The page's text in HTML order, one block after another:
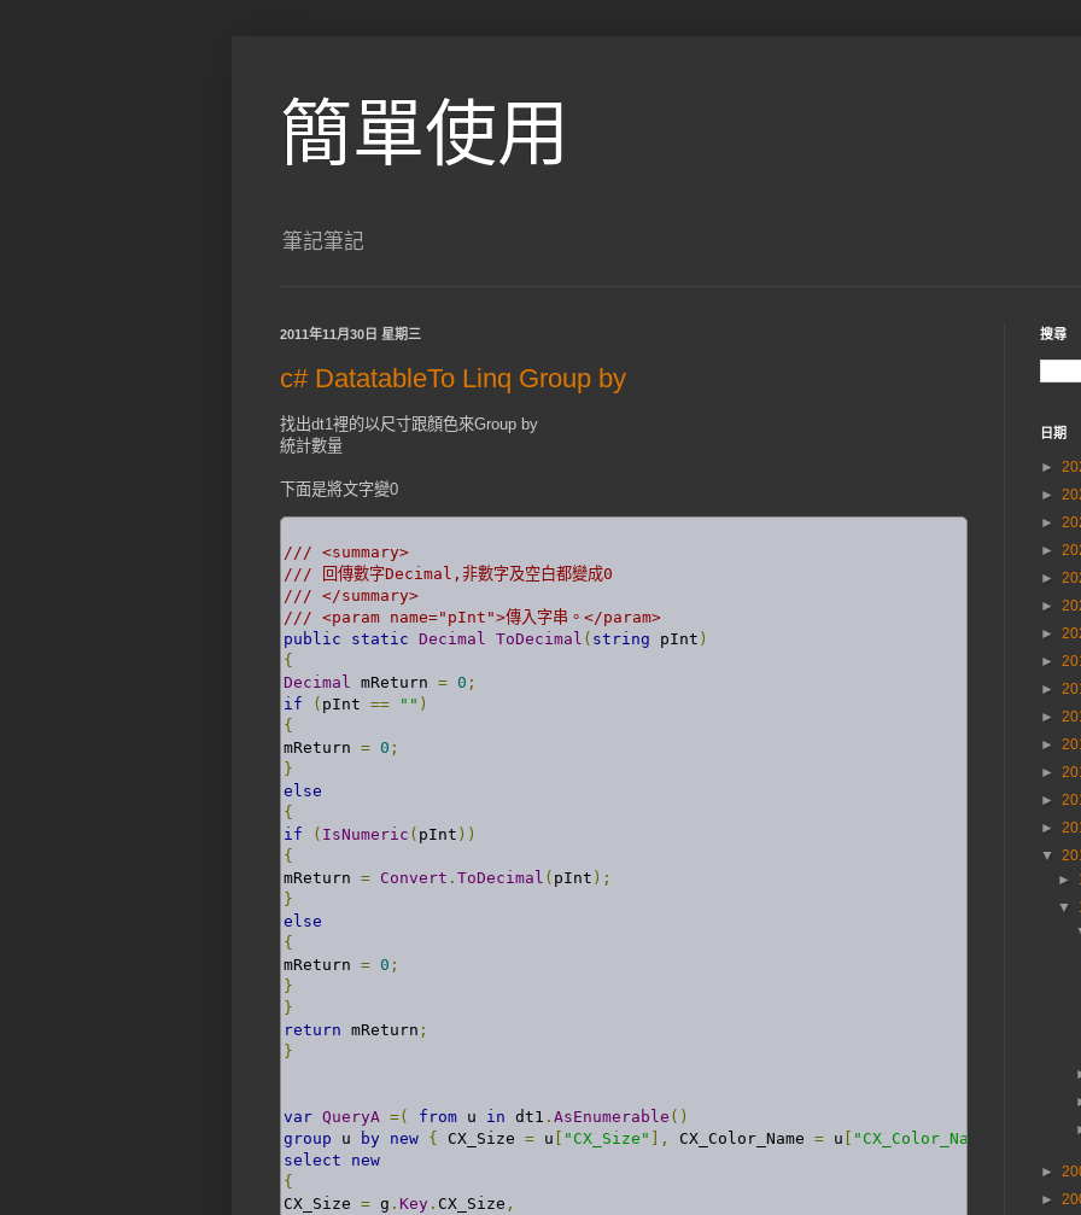
簡單使用
筆記筆記
2011年11月30日 星期三
c# DatatableTo Linq Group by
找出dt1裡的以尺寸跟顏色來Group by
統計數量
下面是將文字變0
/// <summary>
/// 回傳數字Decimal,非數字及空白都變成0
/// </summary>
/// <param name="pInt">傳入字串。</param>
public
static Decimal ToDecimal ( string pInt )
{
Decimal mReturn = 0 ;
if
( pInt == "" )
{
mReturn = 0 ;
}
else
{
if
( IsNumeric ( pInt ))
{
mReturn = Convert . ToDecimal ( pInt );
}
else
{
mReturn = 0 ;
}
}
return mReturn ;
}
var QueryA =( from u in dt1 . AsEnumerable ()
group u by new { CX_Size = u "CX_Size" ], CX_Color_Name = u "CX_Color_Name"
select
new
{
CX_Size = g . Key . CX_Size ,
搜尋
日期
►
►
►
►
►
►
►
►
►
►
►
►
►
►
▼
►
▼
►
►